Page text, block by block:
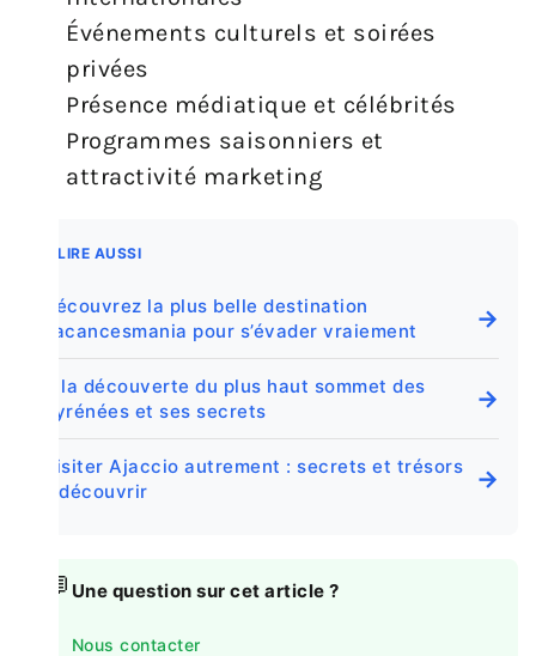
Événements culturels et soirées
privées
Présence médiatique et célébrités
Programmes saisonniers et
attractivité marketing
A LIRE AUSSI
Découvrez la plus belle destination
vacancesmania pour s’évader vraiement
→
À la découverte du plus haut sommet des
Pyrénées et ses secrets
→
Visiter Ajaccio autrement : secrets et trésors
à découvrir
→
💬 Une question sur cet article ?
Nous contacter